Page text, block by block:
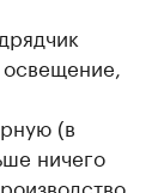
(в
ничего